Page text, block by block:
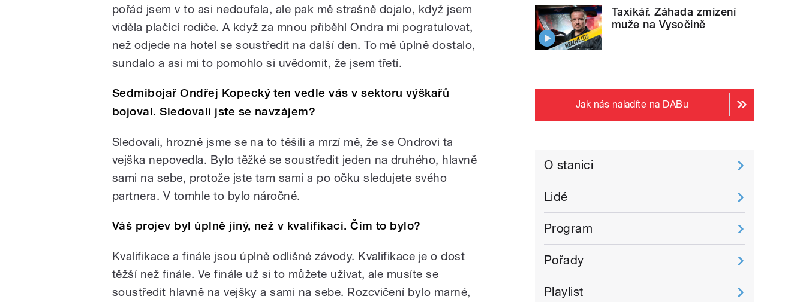
pořád jsem v to asi nedoufala, ale pak mě strašně dojalo, když jsem
viděla plačící rodiče. A když za mnou přiběhl Ondra mi pogratulovat,
než odjede na hotel se soustředit na další den. To mě úplně dostalo,
sundalo a asi mi to pomohlo si uvědomit, že jsem třetí.
Sedmibojař Ondřej Kopecký ten vedle vás v sektoru výškařů
bojoval. Sledovali jste se navzájem?
Sledovali, hrozně jsme se na to těšili a mrzí mě, že se Ondrovi ta
vejška nepovedla. Bylo těžké se soustředit jeden na druhého, hlavně
sami na sebe, protože jste tam sami a po očku sledujete svého
partnera. V tomhle to bylo náročné.
Váš projev byl úplně jiný, než v kvalifikaci. Čím to bylo?
Kvalifikace a finále jsou úplně odlišné závody. Kvalifikace je o dost
těžší než finále. Ve finále už si to můžete užívat, ale musíte se
soustředit hlavně na vejšky a sami na sebe. Rozcvičení bylo marné,
Taxikář. Záhada zmizení
muže na Vysočině
Jak nás naladíte na DABu
O stanici
Lidé
Program
Pořady
Playlist